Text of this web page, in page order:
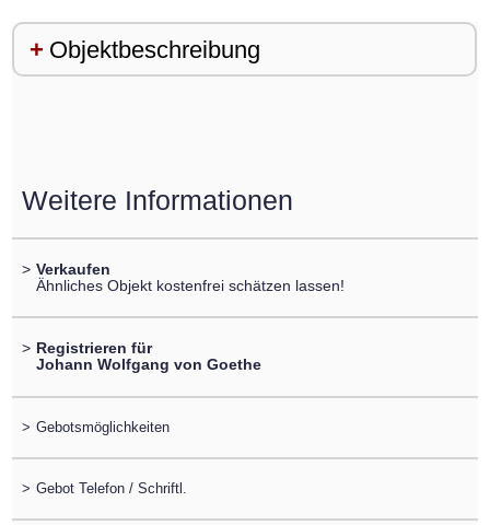
Objektbeschreibung
Weitere Informationen
> Verkaufen
Ähnliches Objekt kostenfrei schätzen lassen!
> Registrieren für
Johann Wolfgang von Goethe
> Gebotsmöglichkeiten
> Gebot Telefon / Schriftl.